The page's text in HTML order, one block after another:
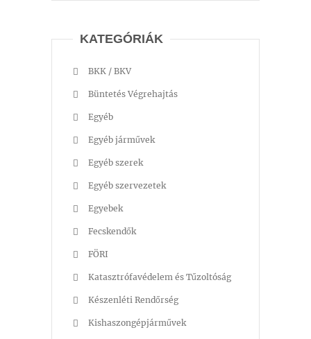
KATEGÓRIÁK
BKK / BKV
Büntetés Végrehajtás
Egyéb
Egyéb járművek
Egyéb szerek
Egyéb szervezetek
Egyebek
Fecskendők
FÖRI
Katasztrófavédelem és Tűzoltóság
Készenléti Rendőrség
Kishaszongépjárművek